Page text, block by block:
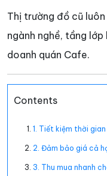
Thị trường đồ cũ
ngành nghề, tầng
doanh quán Cafe.
Contents
1. Tiết kiệm thời
2. Đảm bảo giá cả
3. Thu mua nhanh